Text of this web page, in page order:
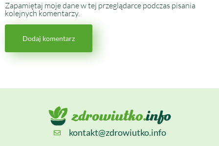
Zapamiętaj moje dane w tej przeglądarce podczas pisania
kolejnych komentarzy.
kontakt@zdrowiutko.info